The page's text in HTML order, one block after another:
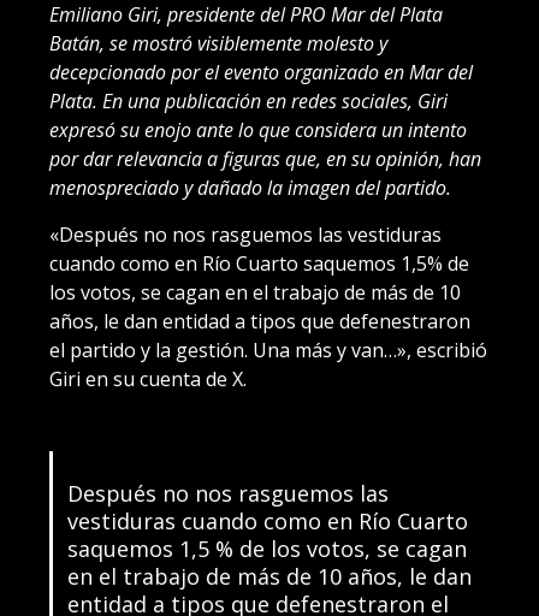
Emiliano Giri, presidente del PRO Mar del Plata
Batán, se mostró visiblemente molesto y
decepcionado por el evento organizado en Mar del
Plata. En una publicación en redes sociales, Giri
expresó su enojo ante lo que considera un intento
por dar relevancia a figuras que, en su opinión, han
menospreciado y dañado la imagen del partido.
«Después no nos rasguemos las vestiduras
cuando como en Río Cuarto saquemos 1,5% de
los votos, se cagan en el trabajo de más de 10
años, le dan entidad a tipos que defenestraron
el partido y la gestión. Una más y van…», escribió
Giri en su cuenta de X.
Después no nos rasguemos las
vestiduras cuando como en Río Cuarto
saquemos 1,5 % de los votos, se cagan
en el trabajo de más de 10 años, le dan
entidad a tipos que defenestraron el